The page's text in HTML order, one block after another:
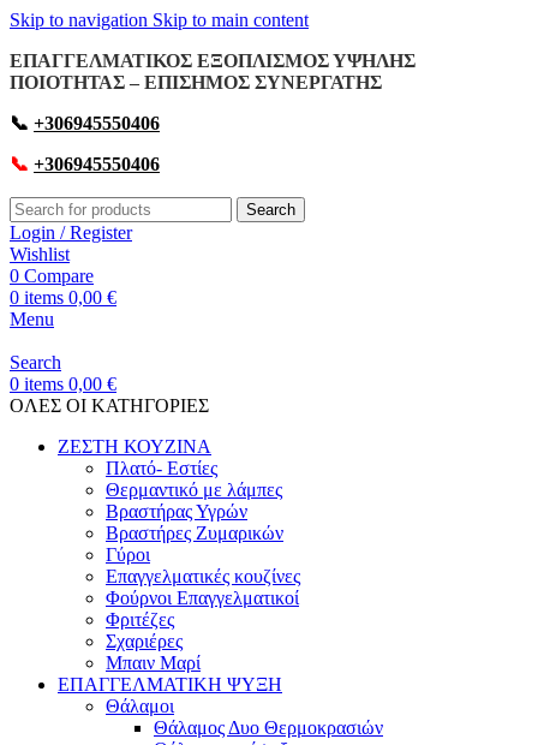
Skip to navigation Skip to main content
ΕΠΑΓΓΕΛΜΑΤΙΚΟΣ ΕΞΟΠΛΙΣΜΟΣ ΥΨΗΛΗΣ
ΠΟΙΟΤΗΤΑΣ – ΕΠΙΣΗΜΟΣ ΣΥΝΕΡΓΑΤΗΣ
📞 +306945550406
📞 +306945550406
Search
Login / Register
Wishlist
0 Compare
0 items 0,00 €
Menu
Search
0 items 0,00 €
OΛΕΣ ΟΙ ΚΑΤΗΓΟΡΙΕΣ
ΖΕΣΤΗ ΚΟΥΖΙΝΑ
Πλατό- Εστίες
Θερμαντικό με λάμπες
Βραστήρας Υγρών
Βραστήρες Ζυμαρικών
Γύροι
Επαγγελματικές κουζίνες
Φούρνοι Επαγγελματικοί
Φριτέζες
Σχαριέρες
Μπαιν Μαρί
ΕΠΑΓΓΕΛΜΑΤΙΚΗ ΨΥΞΗ
Θάλαμοι
Θάλαμος Δυο Θερμοκρασιών